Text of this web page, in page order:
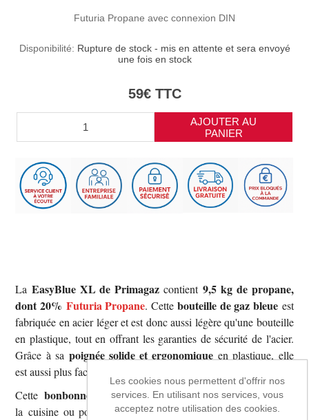
Futuria Propane avec connexion DIN
Disponibilité: Rupture de stock - mis en attente et sera envoyé
une fois en stock
59€ TTC
AJOUTER AU
PANIER
La EasyBlue XL de Primagazcontient 9,5 kg de propane,
dont 20% Futuria Propane. Cettebouteille de gaz bleue est
fabriquée en acier léger et est donc aussi légère qu'une bouteille
en plastique, tout en offrant les garanties de sécurité de l'acier.
Grâce à sa poignée solide et ergonomiqueen plastique, elle
est aussi plus facile à porter.
Cette bonbonne de gaz légère est idéale pour le camping,
la cuisine ou pour un barbecue au gaz. Vous recherchez une
Les cookies nous permettent d'offrir nos
services. En utilisant nos services, vous
acceptez notre utilisation des cookies.